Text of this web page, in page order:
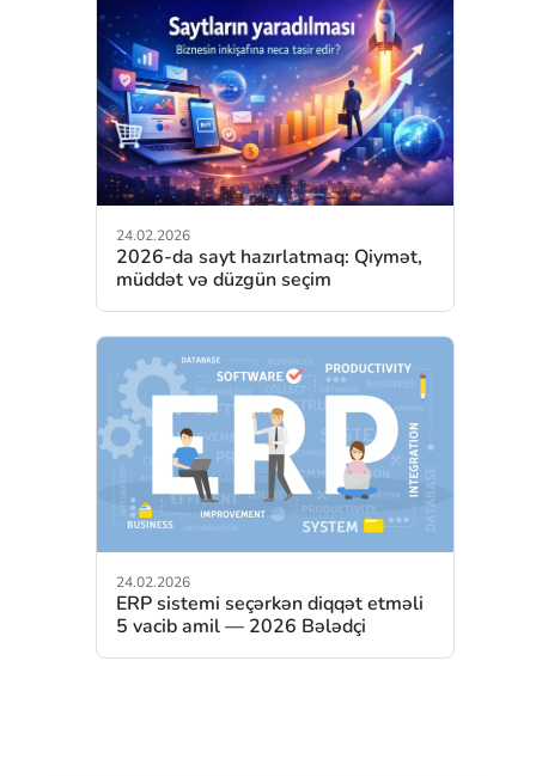
24.02.2026
2026-da sayt hazırlatmaq: Qiymət,
müddət və düzgün seçim
24.02.2026
ERP sistemi seçərkən diqqət etməli
5 vacib amil — 2026 Bələdçi